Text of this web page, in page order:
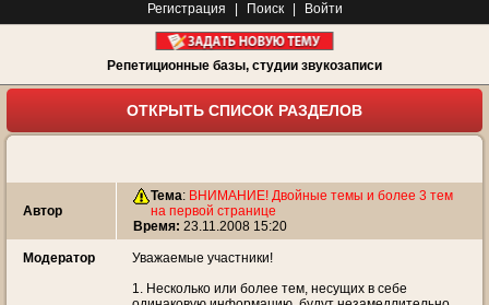
Регистрация
Поиск Войти
Репетиционные базы, студии звукозаписи
ОТКРЫТЬ СПИСОК РАЗДЕЛОВ
Автор
Тема: ВНИМАНИЕ! Двойные темы и более 3 тем
на первой странице
Время: 23.11.2008 15:20
Модератор
Уважаемые участники!
1. Несколько или более тем, несущих в себе